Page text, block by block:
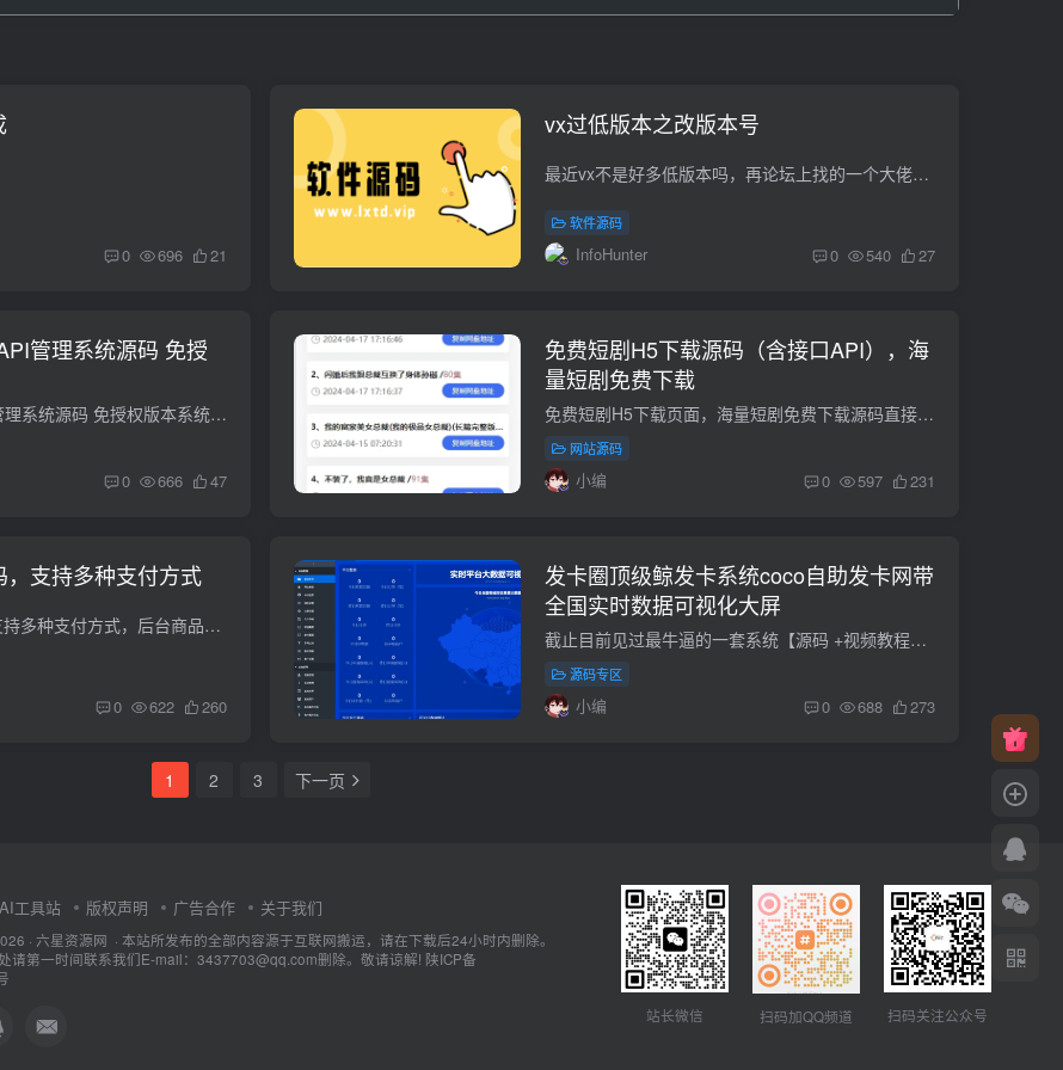
0 696 21
vx过低版本之改版本号
最近vx不是好多低版本吗，再论坛上找的一个大佬的例子，但是这个修改完，好像有点小问题，就是群聊什么的会少人，应该是因为大佬改的是所有相似内存导致的问题，这个我又找了好多资料然后请教大...
软件源码
InfoHunter 0 540 27
管理系统源码 免授
全新Storm Core API管理系统源码 免授权版本系统为API系统，实现了api集成等基础功能，以后可能会更新key调用api，或者实现付费功能，敬请期待，前端模板均无加密，用户可自行二开，具体请看图...
0 666 47
免费短剧H5下载源码（含接口API），海
量短剧免费下载
免费短剧H5下载页面，海量短剧免费下载源码直接宝塔服务器即可使用，无需其他配置！！开发语言：uniapp
网站源码
小编 0 597 231
支持多种支付方式
权益商城系统源码，支持多种支付方式，后台商品管理，订单管理，串货管理，分站管理，会员列表，分销日志，应用配置。上传到服务器，修改数据库信息，导入数据库，即可账号密码：123456L
0 622 260
发卡圈顶级鲸发卡系统coco自助发卡网带
全国实时数据可视化大屏
截止目前见过最牛逼的一套系统【源码 +视频教程】【发卡网搭建！感兴趣的自取】
源码专区
小编 0 688 273
1 2 3 下一页
AI工具站 版权声明 广告合作 关于我们
· 六星资源网 · 本站所发布的全部内容源于互联网搬运，请在下载后24小时内删除。
请第一时间联系我们E-mail：3437703@qq.com删除。敬请谅解! 陕ICP备
站长微信
扫码加QQ频道 扫码关注公众号